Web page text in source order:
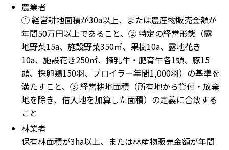
農業者
① 経営耕地面積が30a以上、または農産物販売金額が
年間50万円以上であること、② 特定の経営形態（露
地野菜15a、施設野菜350㎡、果樹10a、露地花き
10a、施設花き250㎡、搾乳牛・肥育牛各1頭、豚15
頭、採卵鶏150羽、ブロイラー年間1,000羽）の基準を
満たすこと、③ 経営耕地面積（所有地から貸付・放棄
地を除き、借入地を加算した面積）の定義に合致する
こと
林業者
保有林面積が3ha以上、または林産物販売金額が年間